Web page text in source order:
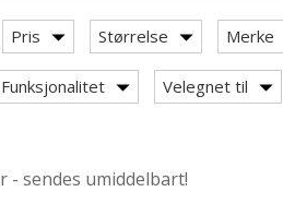
Pris Størrelse Merke
Funksjonalitet Velegnet til
- sendes umiddelbart!